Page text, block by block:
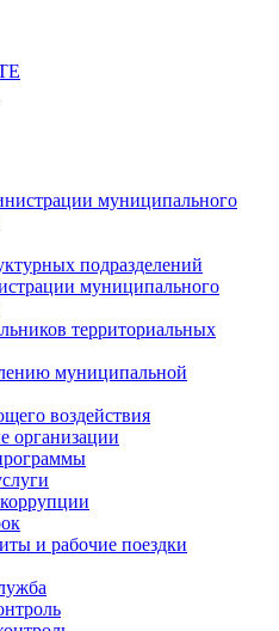
муниципального
подразделений
муниципального
территориальных
муниципальной
воздействия
организации
и рабочие поездки